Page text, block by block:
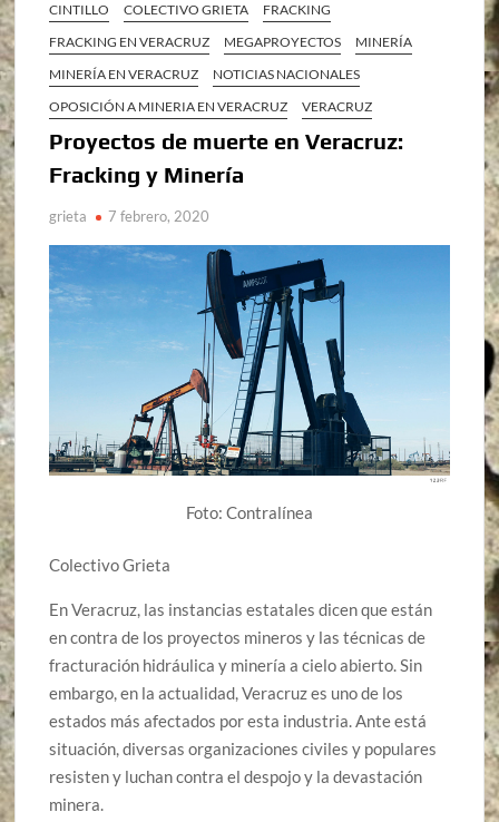
CINTILLO COLECTIVO GRIETA
FRACKING
FRACKING EN VERACRUZ
MEGAPROYECTOS
MINERÍA
MINERÍA EN VERACRUZ
NOTICIAS NACIONALES
OPOSICIÓN A MINERIA EN VERACRUZ
VERACRUZ
Proyectos de muerte en Veracruz:
Fracking y Minería
grieta 7 febrero, 2020
Foto: Contralínea
Colectivo Grieta
En Veracruz, las instancias estatales dicen que están
en contra de los proyectos mineros y las técnicas de
fracturación hidráulica y minería a cielo abierto. Sin
embargo, en la actualidad, Veracruz es uno de los
estados más afectados por esta industria. Ante está
situación, diversas organizaciones civiles y populares
resisten y luchan contra el despojo y la devastación
minera.